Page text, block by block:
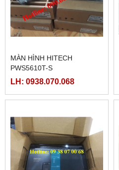
MÀN HÌNH HITECH
PWS5610T-S
LH: 0938.070.068